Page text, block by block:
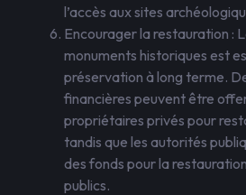
l’accès aux sites
Encourager la restauration :
monuments historiques est
préservation à long terme.
financières peuvent être
propriétaires privés pour
tandis que les autorités
des fonds pour la
publics.